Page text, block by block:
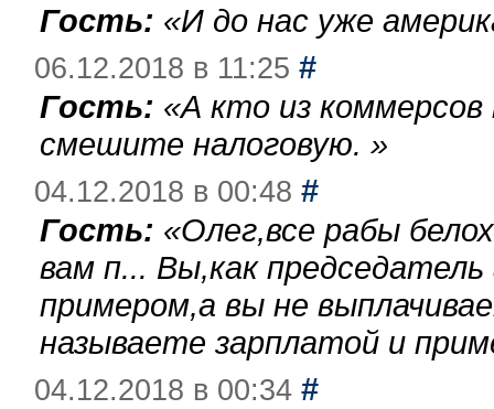
Гость: «И до нас уже
06.12.2018 в 11:25 #
Гость: «А кто из
смешите налоговую. »
04.12.2018 в 00:48 #
Гость: «Олег,все рабы
вам п... Вы,как
примером,а вы не
называете зарплатой и
04.12.2018 в 00:34 #